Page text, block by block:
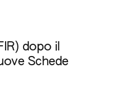
del documento
dopo il
Schede